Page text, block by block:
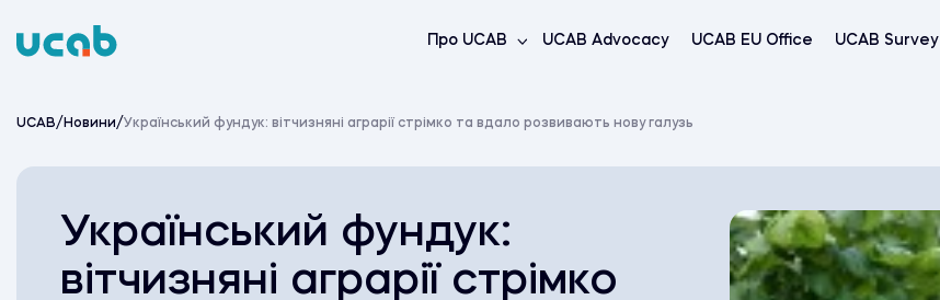
to
Про UCAB UCAB Advocacy UCAB EU Office UCAB Survey
UCAB/ Новини/Український фундук: вітчизняні аграрії стрімко та вдало розвивають нову галузь
Український фундук:
вітчизняні аграрії стрімко